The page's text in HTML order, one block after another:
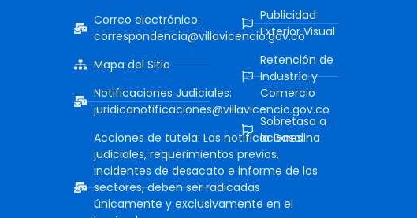
Correo electrónico:
correspondencia@villavicencio.gov.co
Mapa del Sitio
Notificaciones Judiciales:
juridicanotificaciones@villavicencio.gov.co
Acciones de tutela: Las notificaciones
judiciales, requerimientos previos,
incidentes de desacato e informe de los
sectores, deben ser radicadas
únicamente y exclusivamente en el
Publicidad
Exterior Visual
Retención de
Industría y
Comercio
Sobretasa a
la Gasolina